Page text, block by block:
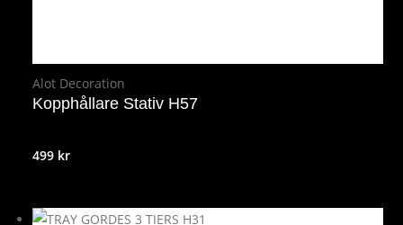
Alot Decoration
Kopphållare Stativ H57
499 kr